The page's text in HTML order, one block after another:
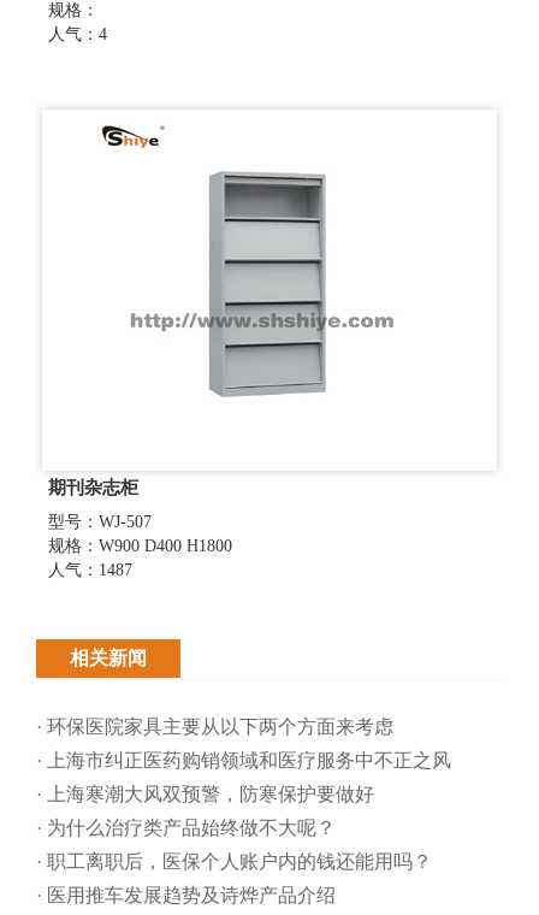
规格：
人气：4
期刊杂志柜
型号：WJ-507
规格：W900 D400 H1800
人气：1487
相关新闻
· 环保医院家具主要从以下两个方面来考虑
· 上海市纠正医药购销领域和医疗服务中不正之风
· 上海寒潮大风双预警，防寒保护要做好
· 为什么治疗类产品始终做不大呢？
· 职工离职后，医保个人账户内的钱还能用吗​？
· 医用推车发展趋势及诗烨产品介绍